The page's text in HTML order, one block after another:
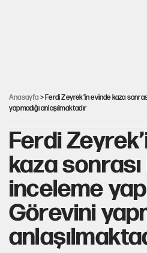
Anasayfa > Ferdi Zeyrek’in evinde kaza
yapmadığı anlaşılmaktadır
Ferdi
kaza sonrası
inceleme
Görevini